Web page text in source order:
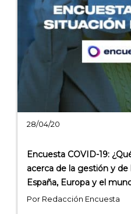
28/04/20
Encuesta COVID-19:
acerca de la gestión y
España, Europa y el
Por Redacción Encuesta